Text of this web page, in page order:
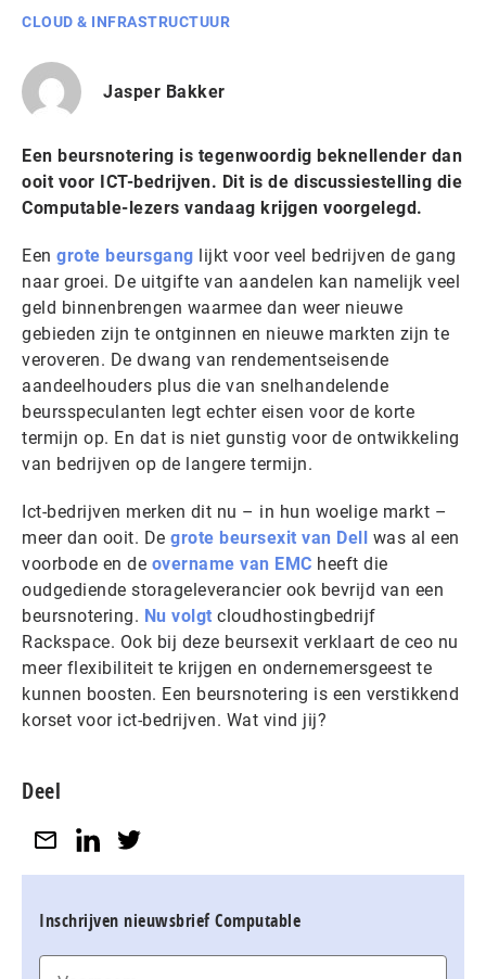
CLOUD & INFRASTRUCTUUR
Jasper Bakker
Een beursnotering is tegenwoordig beknellender dan
ooit voor ICT-bedrijven. Dit is de discussiestelling die
Computable-lezers vandaag krijgen voorgelegd.
Een grote beursgang lijkt voor veel bedrijven de gang
naar groei. De uitgifte van aandelen kan namelijk veel
geld binnenbrengen waarmee dan weer nieuwe
gebieden zijn te ontginnen en nieuwe markten zijn te
veroveren. De dwang van rendementseisende
aandeelhouders plus die van snelhandelende
beursspeculanten legt echter eisen voor de korte
termijn op. En dat is niet gunstig voor de ontwikkeling
van bedrijven op de langere termijn.
Ict-bedrijven merken dit nu – in hun woelige markt –
meer dan ooit. De grote beursexit van Dell was al een
voorbode en de overname van EMC heeft die
oudgediende storageleverancier ook bevrijd van een
beursnotering. Nu volgt cloudhostingbedrijf
Rackspace. Ook bij deze beursexit verklaart de ceo nu
meer flexibiliteit te krijgen en ondernemersgeest te
kunnen boosten. Een beursnotering is een verstikkend
korset voor ict-bedrijven. Wat vind jij?
Deel
Inschrijven nieuwsbrief Computable